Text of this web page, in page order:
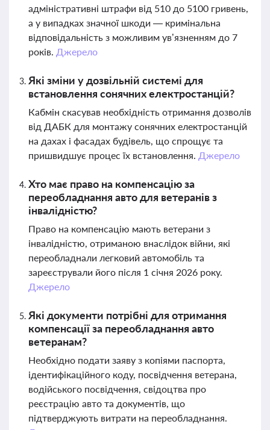
адміністративні штрафи від 510 до 5100 гривень,
а у випадках значної шкоди — кримінальна
відповідальність з можливим ув’язненням до 7
років. Джерело
Які зміни у дозвільній системі для
встановлення сонячних електростанцій?
Кабмін скасував необхідність отримання дозволів
від ДАБК для монтажу сонячних електростанцій
на дахах і фасадах будівель, що спрощує та
пришвидшує процес їх встановлення. Джерело
Хто має право на компенсацію за
переобладнання авто для ветеранів з
інвалідністю?
Право на компенсацію мають ветерани з
інвалідністю, отриманою внаслідок війни, які
переобладнали легковий автомобіль та
зареєстрували його після 1 січня 2026 року.
Джерело
Які документи потрібні для отримання
компенсації за переобладнання авто
ветеранам?
Необхідно подати заяву з копіями паспорта,
ідентифікаційного коду, посвідчення ветерана,
водійського посвідчення, свідоцтва про
реєстрацію авто та документів, що
підтверджують витрати на переобладнання.